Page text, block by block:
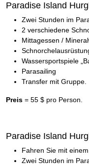
Paradise Island
Zwei Stunden im
2 verschiedene
Mittagessen /
Wassersportspiele
Parasailing
Transfer mit Gruppe.
Preis = 55 $ pro Person.
Paradise Island
Fahren Sie mit
Zwei Stunden im